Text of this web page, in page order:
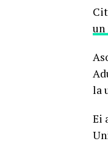
un
la
Ei